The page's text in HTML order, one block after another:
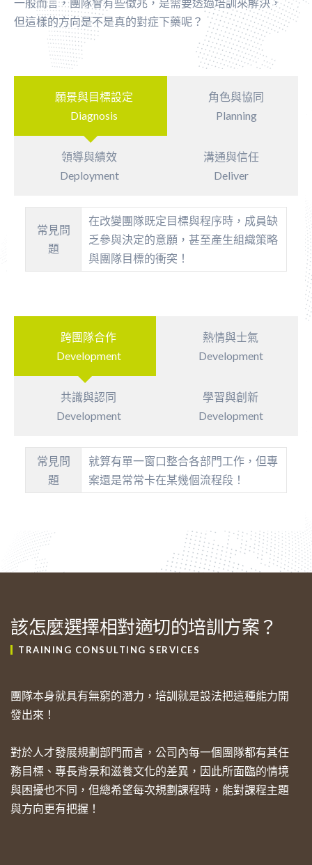
但這樣的方向是不是真的對症下藥呢？
願景與目標設定
Diagnosis
角色與協同
Planning
領導與績效
Deployment
溝通與信任
Deliver
常見問
題
在改變團隊既定目標與程序時，成員缺
乏參與決定的意願，甚至產生組織策略
與團隊目標的衝突！
跨團隊合作
Development
熱情與士氣
Development
共識與認同
Development
學習與創新
Development
常見問
題
就算有單一窗口整合各部門工作，但專
案還是常常卡在某幾個流程段！
該怎麼選擇相對適切的培訓方案？
TRAINING CONSULTING SERVICES
團隊本身就具有無窮的潛力，培訓就是設法把這種能力開
發出來！
對於人才發展規劃部門而言，公司內每一個團隊都有其任
務目標、專長背景和滋養文化的差異，因此所面臨的情境
與困擾也不同，但總希望每次規劃課程時，能對課程主題
與方向更有把握！